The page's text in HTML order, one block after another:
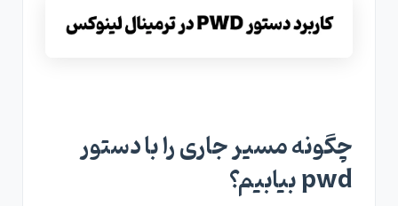
چگونه مسیر جاری را با دستور
pwd بیابیم؟